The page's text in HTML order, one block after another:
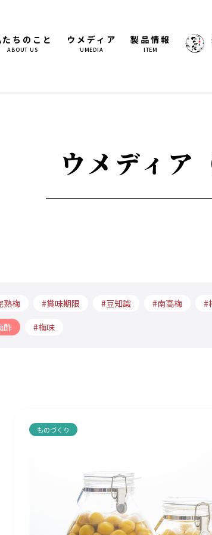
たちのこと
ABOUT US
ウメディア
UMEDIA
製品情報
ITEM
ウメディア
熟梅 賞味期限 豆知識 南高梅
酢 梅味
ものづくり